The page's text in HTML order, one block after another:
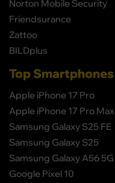
Norton Mobile Security
Friendsurance
Zattoo
BILDplus
Top Smartphones
Apple iPhone 17 Pro
Apple iPhone 17 Pro Max
Samsung Galaxy S25 FE
Samsung Galaxy S25
Samsung Galaxy A56 5G
Google Pixel 10